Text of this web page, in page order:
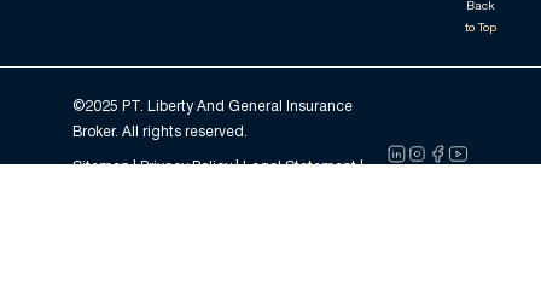
©2025 PT. Liberty And General Insurance
Broker. All rights reserved.
Sitemap |Privacy Policy| Legal Statement |
Back
to Top